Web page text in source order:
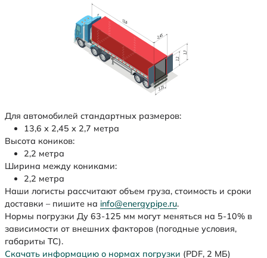
Для автомобилей стандартных размеров:
13,6 х 2,45 х 2,7 метра
Высота коников:
2,2 метра
Ширина между кониками:
2,2 метра
Наши логисты рассчитают объем груза, стоимость и сроки
доставки – пишите на info@energypipe.ru.
Нормы погрузки Ду 63-125 мм могут меняться на 5-10% в
зависимости от внешних факторов (погодные условия,
габариты ТС).
Скачать информацию о нормах погрузки (PDF, 2 МБ)